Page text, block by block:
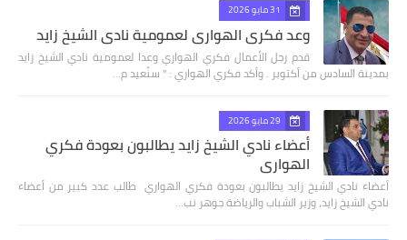
31 مايو 2026
وعد فكري الهواري لعمومية نادي الشيخ زايد
قدم رجل الأعمال فكري الهواري وعدا لعمومية نادي الشيخ زايد
بمدينة السادس من أكتوبر . وأكد فكري الهواري : " سنُعيد م…
29 مايو 2026
أعضاء نادي الشيخ زايد يطالبون بعودة فكري
الهواري
أعضاء نادي الشيخ زايد يطالبون بعودة فكري الهواري طالب عدد كبير من أعضاء
نادي الشيخ زايد، وزير الشباب والرياضة جوهر نب…